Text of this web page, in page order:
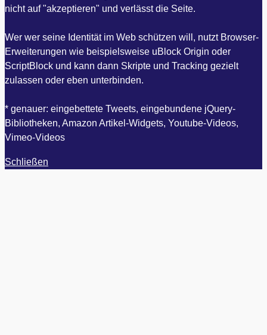
nicht auf "akzeptieren" und verlässt die Seite.
Wer wer seine Identität im Web schützen will, nutzt Browser-
Erweiterungen wie beispielsweise uBlock Origin oder
ScriptBlock und kann dann Skripte und Tracking gezielt
zulassen oder eben unterbinden.
* genauer: eingebettete Tweets, eingebundene jQuery-
Bibliotheken, Amazon Artikel-Widgets, Youtube-Videos,
Vimeo-Videos
Schließen